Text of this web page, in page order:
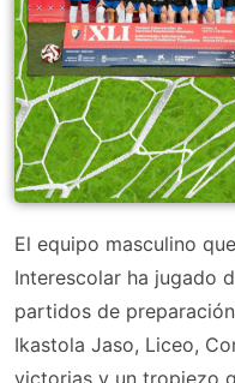
El equipo masculino
Interescolar ha jugado
partidos de
Ikastola Jaso, Liceo,